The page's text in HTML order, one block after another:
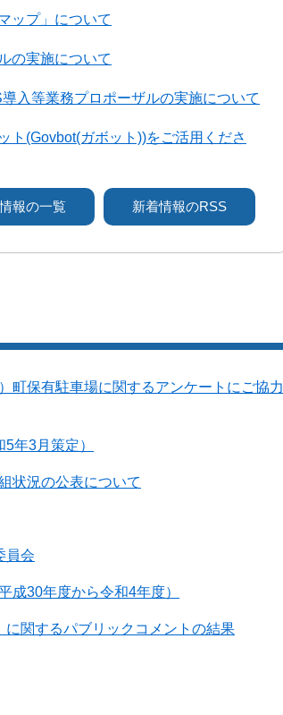
ップ」について
の実施について
入等業務プロポーザルの実施について
ト(Govbot(ガボット))をご活用くださ
報の一覧 新着情報のRSS
町保有駐車場に関するアンケートにご協力
年3月策定）
状況の公表について
員会
成30年度から令和4年度）
関するパブリックコメントの結果